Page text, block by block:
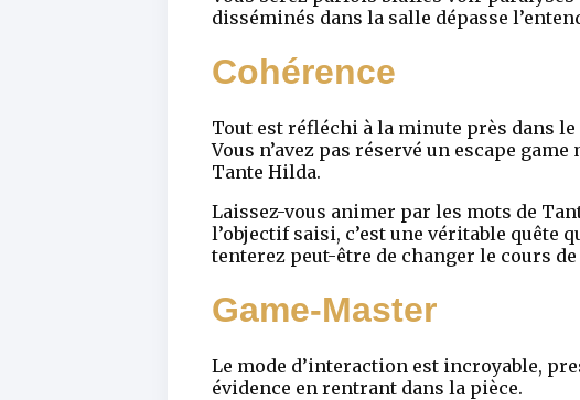
disséminés dans la salle dépasse
Cohérence
Tout est réfléchi à la minute près dans
Vous n’avez pas réservé un escape
Tante Hilda.
Laissez-vous animer par les mots de
l’objectif saisi, c’est une véritable quête
tenterez peut-être de changer le cours
Game-Master
Le mode d’interaction est incroyable,
évidence en rentrant dans la pièce.